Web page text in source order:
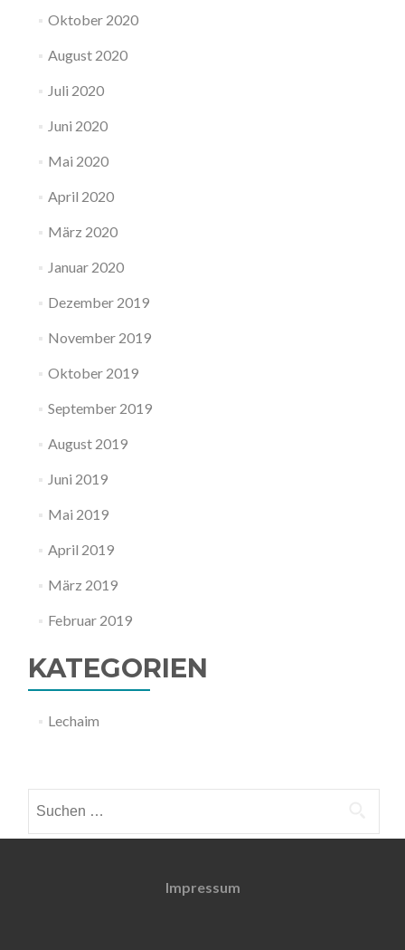
Oktober 2020
August 2020
Juli 2020
Juni 2020
Mai 2020
April 2020
März 2020
Januar 2020
Dezember 2019
November 2019
Oktober 2019
September 2019
August 2019
Juni 2019
Mai 2019
April 2019
März 2019
Februar 2019
KATEGORIEN
Lechaim
nach:
Impressum